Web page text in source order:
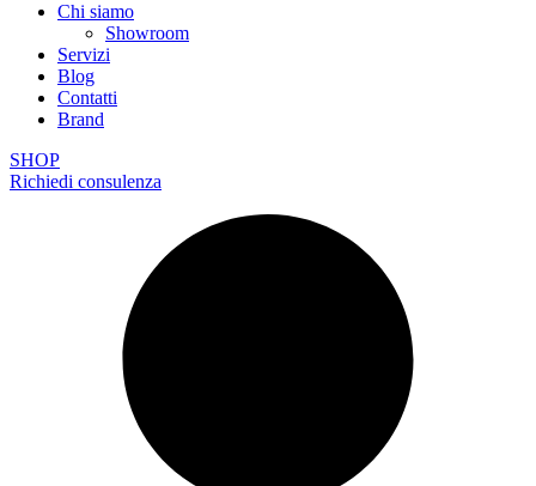
Chi siamo
Showroom
Servizi
Blog
Contatti
Brand
SHOP
Richiedi consulenza